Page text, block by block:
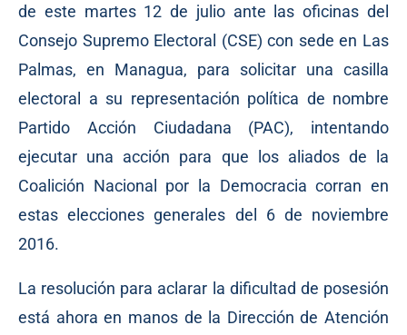
de este martes 12 de julio ante las oficinas del
Consejo Supremo Electoral (CSE) con sede en Las
Palmas, en Managua, para solicitar una casilla
electoral a su representación política de nombre
Partido Acción Ciudadana (PAC), intentando
ejecutar una acción para que los aliados de la
Coalición Nacional por la Democracia corran en
estas elecciones generales del 6 de noviembre
2016.
La resolución para aclarar la dificultad de posesión
está ahora en manos de la Dirección de Atención